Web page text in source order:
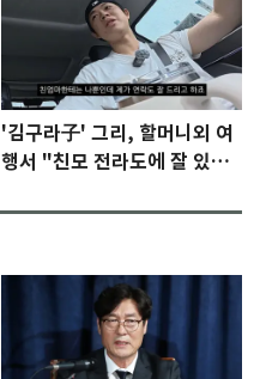
'김구라子' 그리, 할머니외 여
행서 "친모 전라도에 잘 있